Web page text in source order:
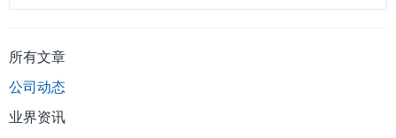
所有文章
公司动态
业界资讯